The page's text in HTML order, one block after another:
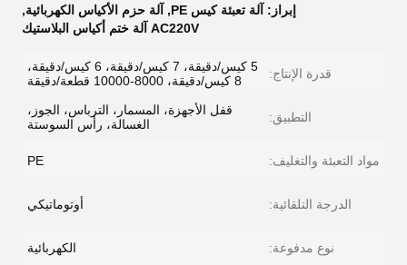
إبراز: آلة تعبئة كيس PE , آلة حزم الأكياس الكهربائية,
AC220V آلة ختم أكياس البلاستيك
قدرة الإنتاج:
5 كيس/دقيقة، 7 كيس/دقيقة، 6 كيس/دقيقة،
8 كيس/دقيقة، 8000-10000 قطعة/دقيقة
التطبيق:
قفل الأجهزة، المسمار، الترباس، الجوز،
الغسالة، رأس السوستة
مواد التعبئة والتغليف: PE
الدرجة التلقائية: أوتوماتيكي
نوع مدفوعة: الكهربائية